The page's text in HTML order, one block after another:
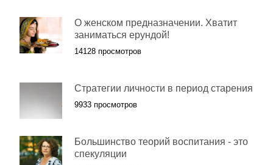
О женском предназначении. Хватит
заниматься ерундой!
14128 просмотров
Стратегии личности в период старения
9933 просмотров
Большинство теорий воспитания - это
спекуляции